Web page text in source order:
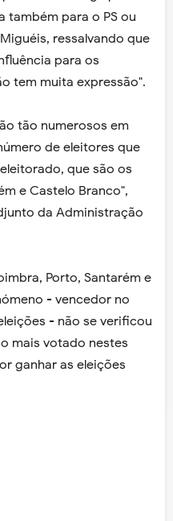
também para o PS ou
ressalvando que
para os
tem muita expressão".
tão numerosos em
de eleitores que
que são os
e Castelo Branco",
da Administração
Porto, Santarém e
- vencedor no
- não se verificou
mais votado nestes
ganhar as eleições